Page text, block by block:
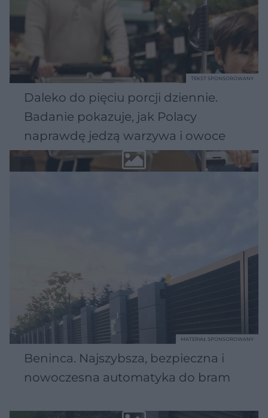
Daleko do pięciu porcji dziennie.
Badanie pokazuje, jak Polacy
naprawdę jedzą warzywa i owoce
TEKST SPONSOROWANY
Beninca. Najszybsza, bezpieczna i
nowoczesna automatyka do bram
MATERIAŁ SPONSOROWANY